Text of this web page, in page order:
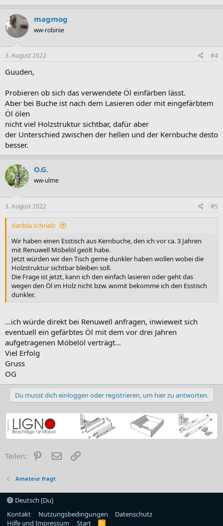
magmog
ww-robinie
3. August 2022 #4
Guuden,
Probieren ob sich das verwendete Öl einfärben lässt.
Aber bei Buche ist nach dem Lasieren oder mit eingefärbtem
Öl ölen
nicht viel Holzstruktur sichtbar, dafür aber
der Unterschied zwischen der hellen und der Kernbuche desto
besser.
O.G.
ww-ulme
3. August 2022 #5
daribla schrieb:
Wir haben einen Esstisch aus Kernbuche, den ich vor ca. 3 Jahren
mit Renuwell Möbelöl geölt habe.
Jetzt würden wir den Tisch gerne dunkler haben wollen wobei die
Holzstruktur sichtbar bleiben soll.
Die Frage ist jetzt, kann ich den einfach lasieren oder geht das
wegen den Öl im Holz nicht bzw. womit bekomme ich den Esstisch
dunkler.
…ich würde direkt bei Renuwell anfragen, inwieweit sich
eventuell ein gefärbtes Öl mit dem vor drei Jahren
aufgetragenen Möbelöl verträgt…
Viel Erfolg
Gruss
OG
Du musst dich einloggen oder registrieren, um hier zu antworten.
Teilen: PinterestE-Mail
Amateur fragt
Deutsch [Du]
Kontakt
Nutzungsbedingungen
Datenschutz
Hilfe und Impressum
Start R